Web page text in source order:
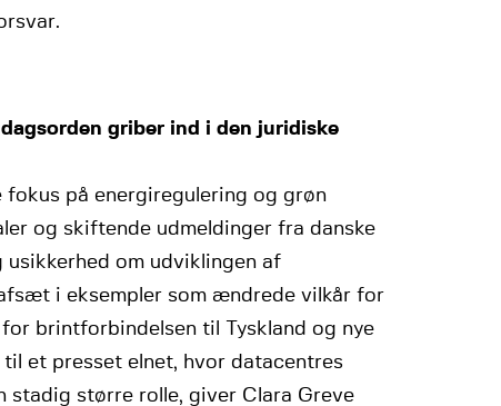
griber ind i den juridiske
fokus på energiregulering og grøn
og skiftende udmeldinger fra danske
usikkerhed om udviklingen af
i eksempler som ændrede vilkår for
brintforbindelsen til Tyskland og nye
et presset elnet, hvor datacentres
stadig større rolle, giver Clara Greve